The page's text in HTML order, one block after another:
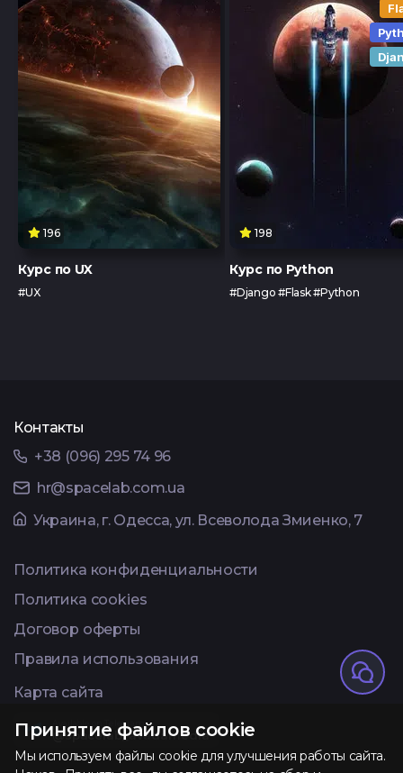
196
Курс по UX
#UX
198
Курс по Python
#Django #Flask #Python
Контакты
+38 (096) 295 74 96
hr@spacelab.com.ua
Украина, г. Одесса, ул. Всеволода Змиенко, 7
Политика конфиденциальности
Политика cookies
Договор оферты
Правила использования
Карта сайта
Available on Telegram
@spacelab_avadamedia
Принятие файлов cookie
Мы используем файлы cookie для улучшения работы сайта.